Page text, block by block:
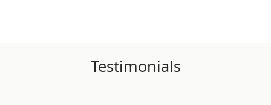
Testimonials